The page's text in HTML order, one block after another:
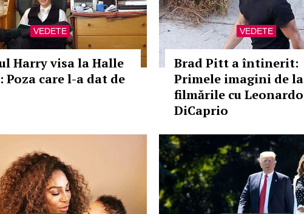
VEDETE
Harry visa la Halle
Poza care l-a dat de
VEDETE
Brad Pitt a întinerit:
Primele imagini de la
filmările cu Leonardo
DiCaprio